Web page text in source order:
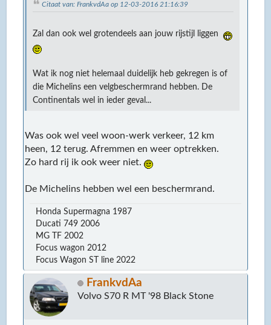
Citaat van: FrankvdAa op 12-03-2016 21:16:39
Zal dan ook wel grotendeels aan jouw rijstijl liggen
Wat ik nog niet helemaal duidelijk heb gekregen is of
die Michelins een velgbeschermrand hebben. De
Continentals wel in ieder geval...
Was ook wel veel woon-werk verkeer, 12 km
heen, 12 terug. Afremmen en weer optrekken.
Zo hard rij ik ook weer niet.
De Michelins hebben wel een beschermrand.
Honda Supermagna 1987
Ducati 749 2006
MG TF 2002
Focus wagon 2012
Focus Wagon ST line 2022
FrankvdAa
Volvo S70 R MT '98 Black Stone